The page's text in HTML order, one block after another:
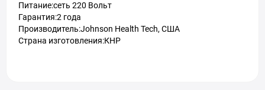
Питание:сеть 220 Вольт
Гарантия:2 года
Производитель:Johnson Health Tech, США
Страна изготовления:КНР